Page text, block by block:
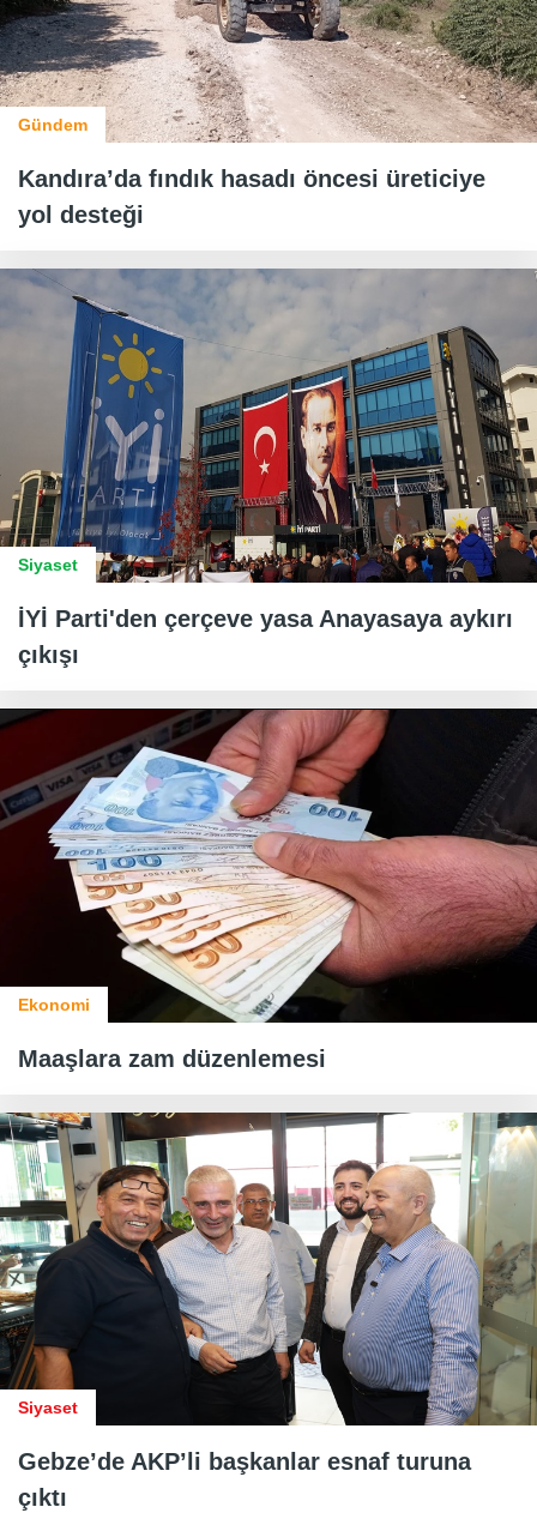
Gündem
Kandıra’da fındık hasadı öncesi üreticiye
yol desteği
Siyaset
İYİ Parti'den çerçeve yasa Anayasaya aykırı
çıkışı
Ekonomi
Maaşlara zam düzenlemesi
Siyaset
Gebze’de AKP’li başkanlar esnaf turuna
çıktı